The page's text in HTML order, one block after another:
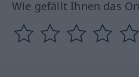
Wie gefällt Ihnen das